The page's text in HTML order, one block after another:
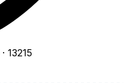
· 13215